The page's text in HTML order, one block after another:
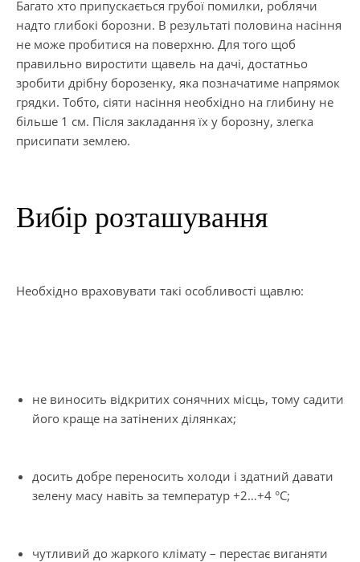
Багато хто припускається грубої помилки, роблячи
надто глибокі борозни. В результаті половина насіння
не може пробитися на поверхню. Для того щоб
правильно виростити щавель на дачі, достатньо
зробити дрібну борозенку, яка позначатиме напрямок
грядки. Тобто, сіяти насіння необхідно на глибину не
більше 1 см. Після закладання їх у борозну, злегка
присипати землею.
Вибір розташування
Необхідно враховувати такі особливості щавлю:
не виносить відкритих сонячних місць, тому садити
його краще на затінених ділянках;
досить добре переносить холоди і здатний давати
зелену масу навіть за температур +2…+4 °С;
чутливий до жаркого клімату – перестає виганяти